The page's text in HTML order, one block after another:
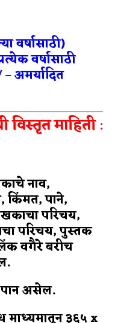
वर्षासाठी)
वर्षासाठी
अमर्यादित
विस्तृत माहिती:
नाव,
किंमत, पाने,
परिचय,
परिचय, पुस्तक
वगैरे बरीच
पान असेल.
माध्यमातून ३६५ x